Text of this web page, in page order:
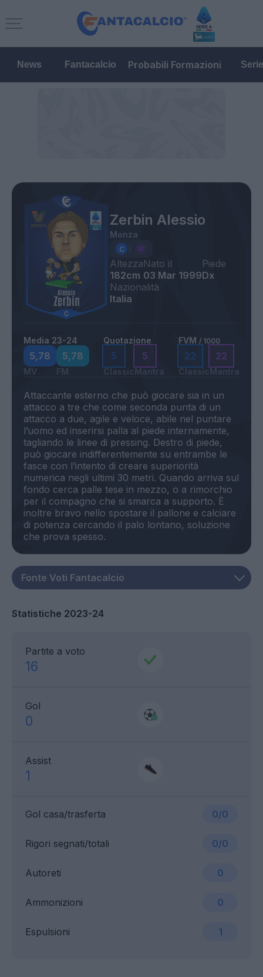
News Fantacalcio Probabili Formazioni
Zerbin Alessio
Monza
Altezza
182cm
Nato il
03 Mar 1999
Piede
Dx
Nazionalità
Italia
Media 23-24
5,78
MV
5,78
FM
Quotazione
5
Classic
5
Mantra
FVM / 1000
22
Classic
22
Mantra
Attaccante esterno che può giocare sia in un
attacco a tre che come seconda punta di un
attacco a due, agile e veloce, abile nel puntare
l’uomo ed inserirsi palla al piede internamente,
tagliando le linee di pressing. Destro di piede,
può giocare indifferentemente su entrambe le
fasce con l’intento di creare superiorità
numerica negli ultimi 30 metri. Quando arriva sul
fondo cerca palle tese in mezzo, o a rimorchio
per il compagno che si smarca a supporto. È
inoltre bravo nello spostare il pallone e calciare
di potenza cercando il palo lontano, soluzione
Statistiche 2023-24
Partite a voto
16
Gol
0
Assist
1
Gol casa/trasferta 0/0
Ammonizioni 0
Rigori segnati/totali 0/0
Espulsioni 1
Autoreti 0